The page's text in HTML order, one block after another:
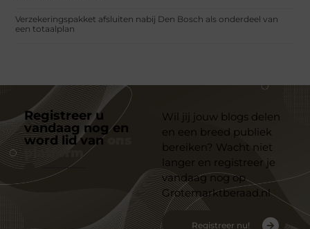
Verzekeringspakket afsluiten nabij Den Bosch als onderdeel van
een totaalplan
Registreer u
vandaag nog en
word lid van
platform
Wil jij jouw blogs delen
en een breed publiek
bereiken? Wacht niet
langer en registreer je
vandaag nog op
Grotemarktberaad.nl
Registreer nu!